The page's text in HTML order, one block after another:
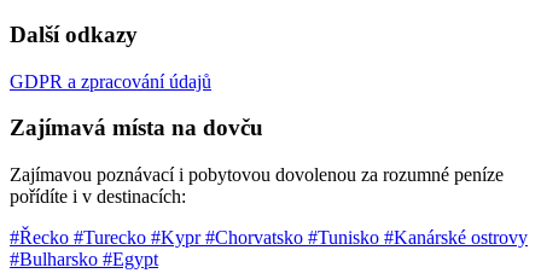
Další odkazy
GDPR a zpracování údajů
Zajímavá místa na dovču
Zajímavou poznávací i pobytovou dovolenou za rozumné peníze
pořídíte i v destinacích:
#Řecko #Turecko #Kypr#Chorvatsko #Tunisko #Kanárské ostrovy
#Bulharsko #Egypt